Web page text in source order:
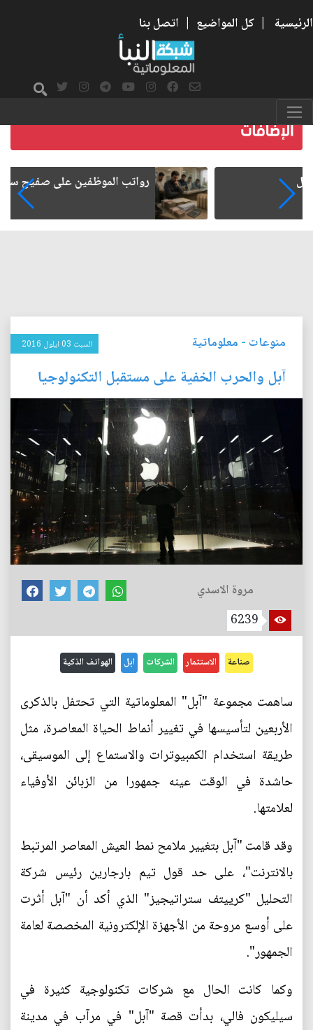
الرئيسية | كل المواضيع | اتصل بنا
رواتب الموظفين على صفيح ساخن
منوعات - معلوماتية السبت 03 ايلول 2016
آبل والحرب الخفية على مستقبل التكنولوجيا
مروة الاسدي
6239
صناعة الاستثمار الشركات ابل الهواتف الذكية
ساهمت مجموعة "آبل" المعلوماتية التي تحتفل بالذكرى
الأربعين لتأسيسها في تغيير أنماط الحياة المعاصرة، مثل
طريقة استخدام الكمبيوترات والاستماع إلى الموسيقى،
حاشدة في الوقت عينه جمهورا من الزبائن الأوفياء
لعلامتها.
وقد قامت "آبل بتغيير ملامح نمط العيش المعاصر المرتبط
بالانترنت"، على حد قول تيم بارجارين رئيس شركة
التحليل "كرييتف ستراتيجيز" الذي أكد أن "آبل أثرت
على أوسع مروحة من الأجهزة الإلكترونية المخصصة لعامة
الجمهور".
وكما كانت الحال مع شركات تكنولوجية كثيرة في
سيليكون فالي، بدأت قصة "آبل" في مرآب في مدينة